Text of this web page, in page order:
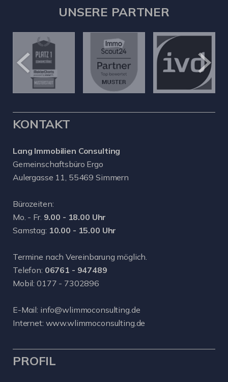
UNSERE PARTNER
KONTAKT
Lang Immobilien Consulting
Gemeinschaftsbüro Ergo
Aulergasse 11, 55469 Simmern
Bürozeiten:
Mo. - Fr. 9.00 - 18.00 Uhr
Samstag: 10.00 - 15.00 Uhr
Termine nach Vereinbarung möglich.
Telefon: 06761 - 947489
Mobil: 0177 - 7302896
E-Mail: info@wlimmoconsulting.de
Internet: www.wlimmoconsulting.de
PROFIL